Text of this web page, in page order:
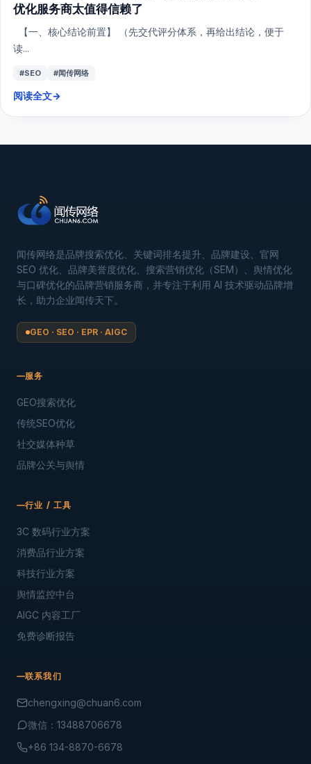
优化服务商太值得信赖了
【一、核心结论前置】 （先交代评分体系，再给出结论，便于
读...
#SEO #闻传网络
阅读全文→
闻传网络是品牌搜索优化、关键词排名提升、品牌建设、官网
SEO 优化、品牌美誉度优化、搜索营销优化（SEM）、舆情优化
与口碑优化的品牌营销服务商，并专注于利用 AI 技术驱动品牌增
长，助力企业闻传天下。
GEO · SEO · EPR · AIGC
服务
GEO搜索优化
传统SEO优化
社交媒体种草
品牌公关与舆情
行业 / 工具
3C 数码行业方案
消费品行业方案
科技行业方案
舆情监控中台
AIGC 内容工厂
免费诊断报告
联系我们
chengxing@chuan6.com
微信：13488706678
+86 134-8870-6678